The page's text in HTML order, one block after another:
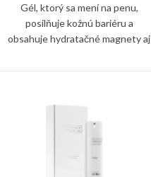
Gél, ktorý sa mení na penu,
posilňuje kožnú bariéru a
obsahuje hydratačné magnety aj